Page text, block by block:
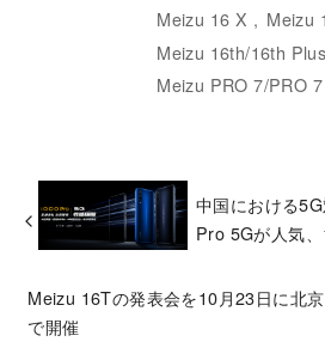
Meizu 16 X
Meizu
Meizu 16th/16th Plus
Meizu PRO 7/PRO
中国における
Pro 5Gが人気
Meizu 16Tの発表会を10月23日に北京
で開催